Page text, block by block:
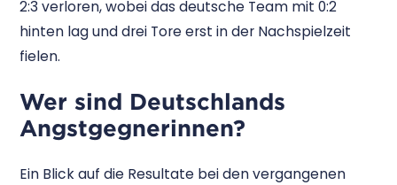
2:3 verloren, wobei das deutsche Team mit 0:2
hinten lag und drei Tore erst in der Nachspielzeit
fielen.
Wer sind Deutschlands
Angstgegnerinnen?
Ein Blick auf die Resultate bei den vergangenen